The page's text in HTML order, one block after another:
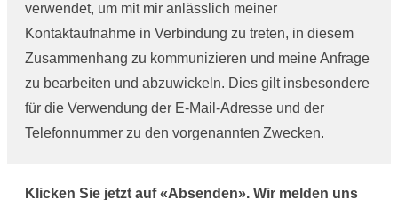
verwendet, um mit mir anlässlich meiner
Kontaktaufnahme in Verbindung zu treten, in diesem
Zusammenhang zu kommunizieren und meine Anfrage
zu bearbeiten und abzuwickeln. Dies gilt insbesondere
für die Verwendung der E-Mail-Adresse und der
Telefonnummer zu den vorgenannten Zwecken.
Klicken Sie jetzt auf «Absenden». Wir melden uns